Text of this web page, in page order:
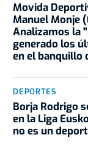
Movida
Manuel Monje
Analizamos la
generado los
en el banquillo
DEPORTES
Borja Rodrigo
en la Liga
no es un